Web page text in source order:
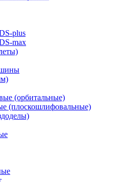
plus
max
(орбитальные)
(плоскошлифовальные)